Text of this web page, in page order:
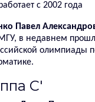
с 2002 года
Павел
в недавнем
олимпиады
C'